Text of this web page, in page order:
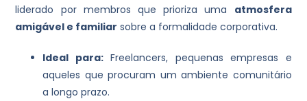
liderado por membros que prioriza uma atmosfera
amigável e familiar sobre a formalidade corporativa.
Ideal para:Freelancers, pequenas empresas e
aqueles que procuram um ambiente comunitário
a longo prazo.